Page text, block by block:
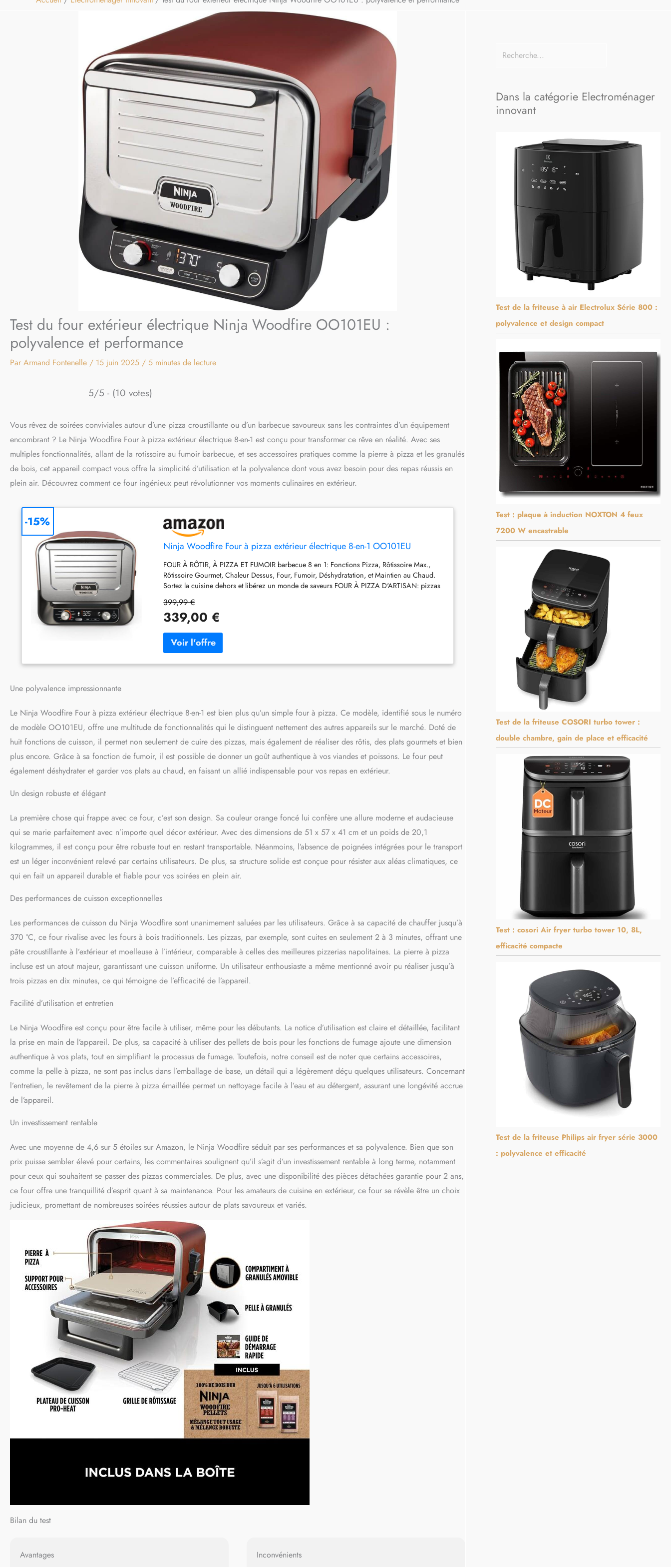
Test du four extérieur électrique Ninja Woodfire OO101EU :
polyvalence et performance
Par Armand Fontenelle / 15 juin 2025 / 5 minutes de lecture
5/5 - (10 votes)
Vous rêvez de soirées conviviales autour d’une pizza croustillante ou d’un barbecue savoureux sans les contraintes d’un équipement
encombrant ? Le Ninja Woodfire Four à pizza extérieur électrique 8-en-1 est conçu pour transformer ce rêve en réalité. Avec ses
multiples fonctionnalités, allant de la rotissoire au fumoir barbecue, et ses accessoires pratiques comme la pierre à pizza et les granulés
de bois, cet appareil compact vous offre la simplicité d’utilisation et la polyvalence dont vous avez besoin pour des repas réussis en
plein air. Découvrez comment ce four ingénieux peut révolutionner vos moments culinaires en extérieur.
Ninja Woodfire Four à pizza extérieur électrique 8-en-1 OO101EU
FOUR À RÔTIR, À PIZZA ET FUMOIR barbecue 8 en 1: Fonctions Pizza, Rôtissoire Max.,
Rôtissoire Gourmet, Chaleur Dessus, Four, Fumoir, Déshydratation, et Maintien au Chaud.
Sortez la cuisine dehors et libérez un monde de saveurs FOUR À PIZZA D'ARTISAN: pizzas
perso. Inclut une pierre à pizza. (*N'inclut pas de temps de préchauffage, cuite à 370°C)
CHALEUR ÉLEVÉE 370°C: inspiré par les four en briques, sifflant, noir, brûlant. Chaleur
électrique très élevée pour un contrôle total de la température, Peut contenir jusqu'à 5 kg de
bœuf, 2 carrés de côtes, un repas plateau ou une pizza de 30cm TECHNOLOGIE
WOODFIRE: ajoutez facilement des arômes fumés à tout ce que vous faites avec des
sacs starter avec des mélanges robuste et tout usage DANS LA BOÎTE: four d'extérieur Ninja
uniquement
399,99 €
339,00 €
-15%
Une polyvalence impressionnante
Le Ninja Woodfire Four à pizza extérieur électrique 8-en-1 est bien plus qu’un simple four à pizza. Ce modèle, identifié sous le numéro
de modèle OO101EU, offre une multitude de fonctionnalités qui le distinguent nettement des autres appareils sur le marché. Doté de
huit fonctions de cuisson, il permet non seulement de cuire des pizzas, mais également de réaliser des rôtis, des plats gourmets et bien
plus encore. Grâce à sa fonction de fumoir, il est possible de donner un goût authentique à vos viandes et poissons. Le four peut
également déshydrater et garder vos plats au chaud, en faisant un allié indispensable pour vos repas en extérieur.
Un design robuste et élégant
La première chose qui frappe avec ce four, c’est son design. Sa couleur orange foncé lui confère une allure moderne et audacieuse
qui se marie parfaitement avec n’importe quel décor extérieur. Avec des dimensions de 51 x 57 x 41 cm et un poids de 20,1
kilogrammes, il est conçu pour être robuste tout en restant transportable. Néanmoins, l’absence de poignées intégrées pour le transport
est un léger inconvénient relevé par certains utilisateurs. De plus, sa structure solide est conçue pour résister aux aléas climatiques, ce
qui en fait un appareil durable et fiable pour vos soirées en plein air.
Des performances de cuisson exceptionnelles
Les performances de cuisson du Ninja Woodfire sont unanimement saluées par les utilisateurs. Grâce à sa capacité de chauffer jusqu’à
370 °C, ce four rivalise avec les fours à bois traditionnels. Les pizzas, par exemple, sont cuites en seulement 2 à 3 minutes, offrant une
pâte croustillante à l’extérieur et moelleuse à l’intérieur, comparable à celles des meilleures pizzerias napolitaines. La pierre à pizza
incluse est un atout majeur, garantissant une cuisson uniforme. Un utilisateur enthousiaste a même mentionné avoir pu réaliser jusqu’à
trois pizzas en dix minutes, ce qui témoigne de l’efficacité de l’appareil.
Facilité d’utilisation et entretien
Le Ninja Woodfire est conçu pour être facile à utiliser, même pour les débutants. La notice d’utilisation est claire et détaillée, facilitant
la prise en main de l’appareil. De plus, sa capacité à utiliser des pellets de bois pour les fonctions de fumage ajoute une dimension
authentique à vos plats, tout en simplifiant le processus de fumage. Toutefois, notre conseil est de noter que certains accessoires,
comme la pelle à pizza, ne sont pas inclus dans l’emballage de base, un détail qui a légèrement déçu quelques utilisateurs. Concernant
l’entretien, le revêtement de la pierre à pizza émaillée permet un nettoyage facile à l’eau et au détergent, assurant une longévité accrue
de l’appareil.
Un investissement rentable
Avec une moyenne de 4,6 sur 5 étoiles sur Amazon, le Ninja Woodfire séduit par ses performances et sa polyvalence. Bien que son
prix puisse sembler élevé pour certains, les commentaires soulignent qu’il s’agit d’un investissement rentable à long terme, notamment
pour ceux qui souhaitent se passer des pizzas commerciales. De plus, avec une disponibilité des pièces détachées garantie pour 2 ans,
ce four offre une tranquillité d’esprit quant à sa maintenance. Pour les amateurs de cuisine en extérieur, ce four se révèle être un choix
judicieux, promettant de nombreuses soirées réussies autour de plats savoureux et variés.
Bilan du test
Avantages Inconvénients
Dans la catégorie Electroménager
innovant
Test de la friteuse à air Electrolux Série 800 :
polyvalence et design compact
Test : plaque à induction NOXTON 4 feux
7200 W encastrable
Test de la friteuse COSORI turbo tower :
double chambre, gain de place et efficacité
Test : cosori Air fryer turbo tower 10, 8L,
efficacité compacte
Test de la friteuse Philips air fryer série 3000
: polyvalence et efficacité